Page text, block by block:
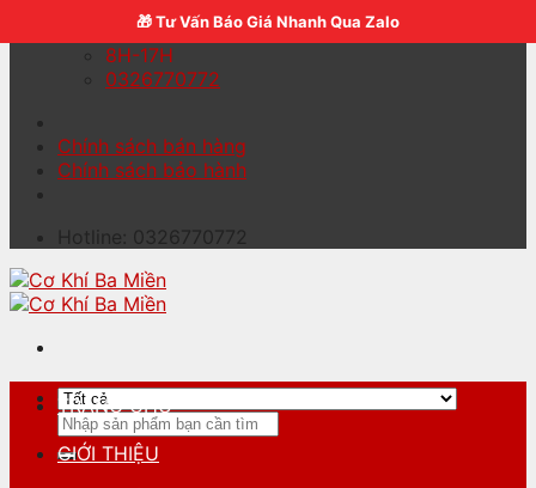
Contact
8H-17H
0326770772
Chính sách bán hàng
Chính sách bảo hành
Hotline: 0326770772
Tìm
kiếm:
TRANG CHỦ
GIỚI THIỆU
🎁 Tư Vấn Báo Giá Nhanh Qua Zalo